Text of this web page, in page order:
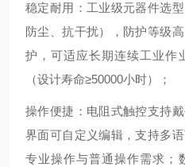
稳定耐用：工业级元器件选
防尘、抗干扰），防护等级
护，可适应长期连续工业作
（设计寿命≥50000小时）；
操作便捷：电阻式触控支持
界面可自定义编辑，支持多
专业操作与普通操作需求；